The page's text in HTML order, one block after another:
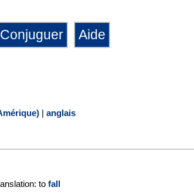
| anglais
to fall